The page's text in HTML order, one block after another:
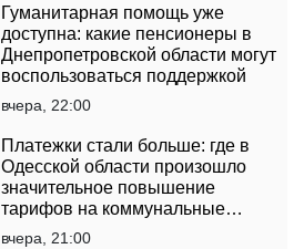
Гуманитарная помощь уже
доступна: какие пенсионеры в
Днепропетровской области могут
воспользоваться поддержкой
вчера, 22:00
Платежки стали больше: где в
Одесской области произошло
значительное повышение
тарифов на коммунальные
услуги
вчера, 21:00